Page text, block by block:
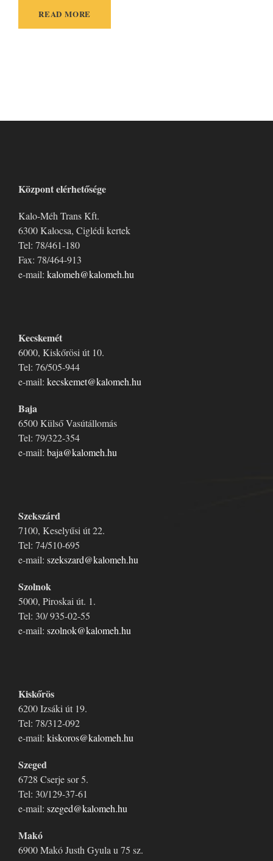
READ MORE
Központ elérhetősége
Kalo-Méh Trans Kft.
6300 Kalocsa, Ciglédi kertek
Tel: 78/461-180
Fax: 78/464-913
e-mail: kalomeh@kalomeh.hu
Kecskemét
6000, Kiskőrösi út 10.
Tel: 76/505-944
e-mail: kecskemet@kalomeh.hu
Baja
6500 Külső Vasútállomás
Tel: 79/322-354
e-mail: baja@kalomeh.hu
Szekszárd
7100, Keselyűsi út 22.
Tel: 74/510-695
e-mail: szekszard@kalomeh.hu
Szolnok
5000, Piroskai út. 1.
Tel: 30/ 935-02-55
e-mail: szolnok@kalomeh.hu
Kiskőrös
6200 Izsáki út 19.
Tel: 78/312-092
e-mail: kiskoros@kalomeh.hu
Szeged
6728 Cserje sor 5.
Tel: 30/129-37-61
e-mail: szeged@kalomeh.hu
Makó
6900 Makó Justh Gyula u 75 sz.